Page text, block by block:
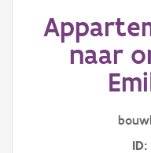
Erfgoedobject
Aanduidingsobject
naar
ID